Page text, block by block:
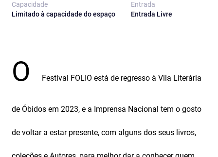
Capacidade
Limitado à capacidade do espaço
Entrada
Entrada Livre
O Festival FOLIO está de regresso à Vila Literária
de Óbidos em 2023, e a Imprensa Nacional tem o gosto
de voltar a estar presente, com alguns dos seus livros,